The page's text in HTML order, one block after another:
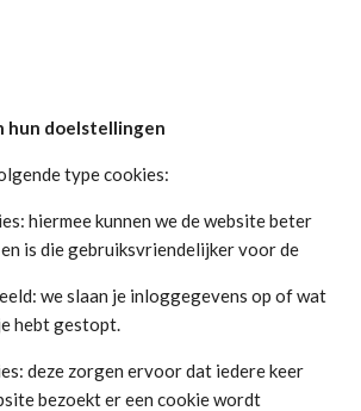
hun doelstellingen
type cookies:
hiermee kunnen we de website beter
is die gebruiksvriendelijker voor de
we slaan je inloggegevens op of wat
hebt gestopt.
deze zorgen ervoor dat iedere keer
bezoekt er een cookie wordt